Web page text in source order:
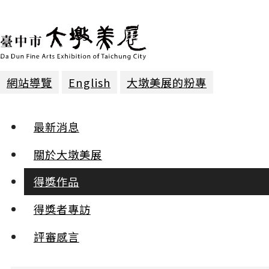
網站導覽 English 大墩美展的粉專
最新消息
關於大墩美展
得獎作品
得獎者專訪
評審感言
攝影 | 入選
光影之美 羅伸茂